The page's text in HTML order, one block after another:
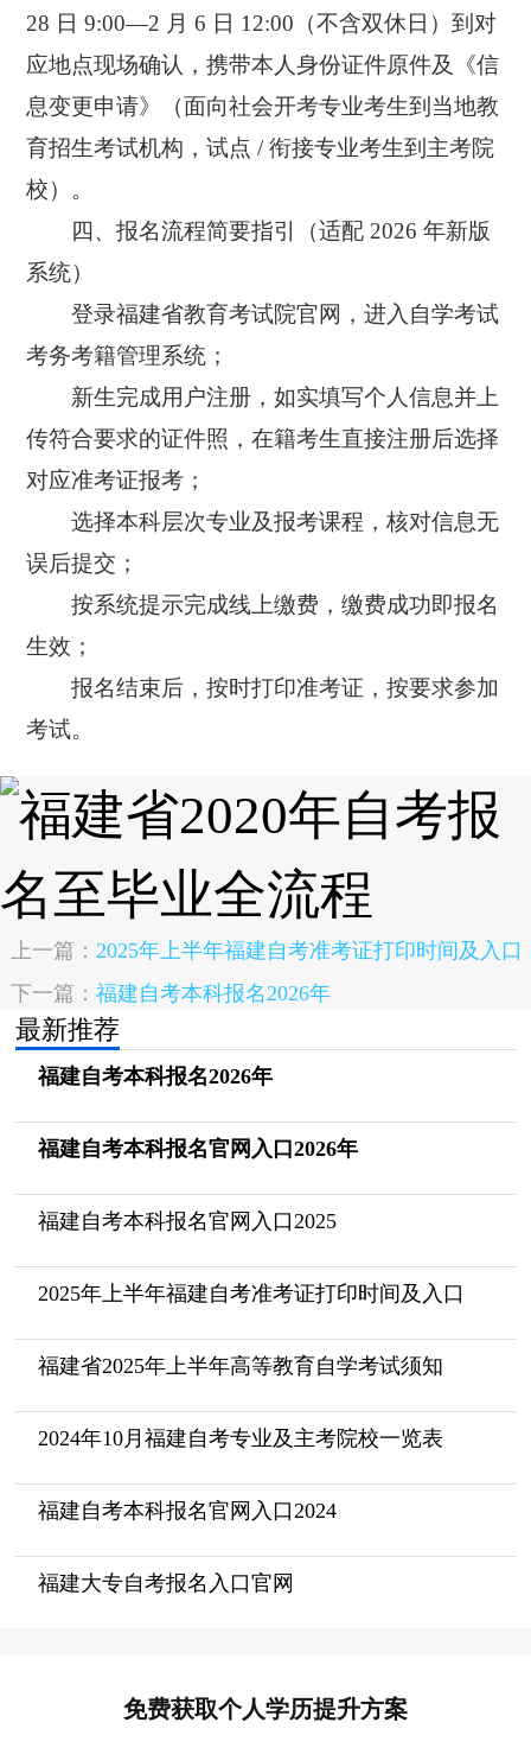
28 日 9:00—2 月 6 日 12:00（不含双休日）到对
应地点现场确认，携带本人身份证件原件及《信
息变更申请》（面向社会开考专业考生到当地教
育招生考试机构，试点 / 衔接专业考生到主考院
校）。
四、报名流程简要指引（适配 2026 年新版
系统）
登录福建省教育考试院官网，进入自学考试
考务考籍管理系统；
新生完成用户注册，如实填写个人信息并上
传符合要求的证件照，在籍考生直接注册后选择
对应准考证报考；
选择本科层次专业及报考课程，核对信息无
误后提交；
按系统提示完成线上缴费，缴费成功即报名
生效；
报名结束后，按时打印准考证，按要求参加
考试。
上一篇：2025年上半年福建自考准考证打印时间及入口
下一篇：福建自考本科报名2026年
最新推荐
福建自考本科报名2026年
福建自考本科报名官网入口2026年
福建自考本科报名官网入口2025
2025年上半年福建自考准考证打印时间及入口
福建省2025年上半年高等教育自学考试须知
2024年10月福建自考专业及主考院校一览表
福建自考本科报名官网入口2024
福建大专自考报名入口官网
免费获取个人学历提升方案